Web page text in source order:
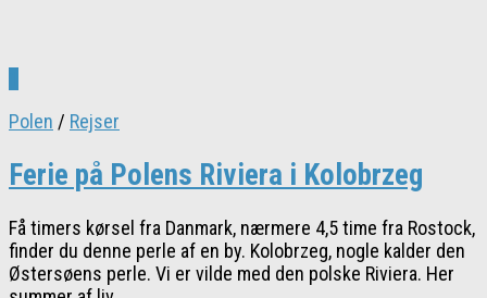
Polen / Rejser
Ferie på Polens Riviera i Kolobrzeg
Få timers kørsel fra Danmark, nærmere 4,5 time fra Rostock,
finder du denne perle af en by. Kolobrzeg, nogle kalder den
Østersøens perle. Vi er vilde med den polske Riviera. Her